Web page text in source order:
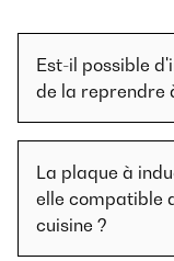
Est-il possible
de la reprendre
La plaque à
elle compatible
cuisine ?